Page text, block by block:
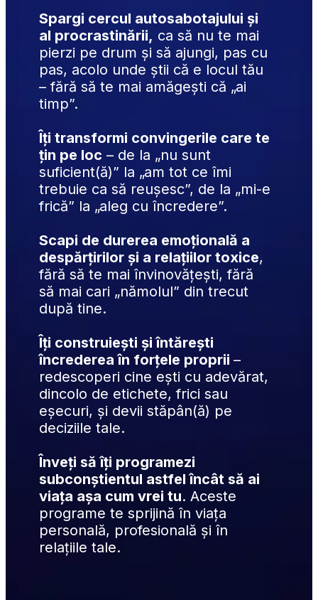
Spargi cercul autosabotajului și
al procrastinării, ca să nu te mai
pierzi pe drum și să ajungi, pas cu
pas, acolo unde știi că e locul tău
– fără să te mai amăgești că „ai
timp”.
Îți transformi convingerile care te
țin pe loc – de la „nu sunt
suficient(ă)” la „am tot ce îmi
trebuie ca să reușesc”, de la „mi-e
frică” la „aleg cu încredere”.
Scapi de durerea emoțională a
despărțirilor și a relațiilor toxice,
fără să te mai învinovățești, fără
să mai cari „nămolul” din trecut
după tine.
Îți construiești și întărești
încrederea în forțele proprii –
redescoperi cine ești cu adevărat,
dincolo de etichete, frici sau
eșecuri, și devii stăpân(ă) pe
deciziile tale.
Înveți să îți programezi
subconștientul astfel încât să ai
viața așa cum vrei tu. Aceste
programe te sprijină în viața
personală, profesională și în
relațiile tale.